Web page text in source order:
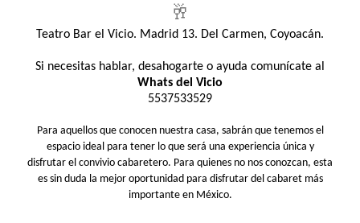
🥂
Teatro Bar el Vicio. Madrid 13. Del Carmen, Coyoacán.
Si necesitas hablar, desahogarte o ayuda comunícate al
Whats del Vicio
5537533529
Para aquellos que conocen nuestra casa, sabrán que tenemos el
espacio ideal para tener lo que será una experiencia única y
disfrutar el convivio cabaretero. Para quienes no nos conozcan, esta
es sin duda la mejor oportunidad para disfrutar del cabaret más
importante en México.